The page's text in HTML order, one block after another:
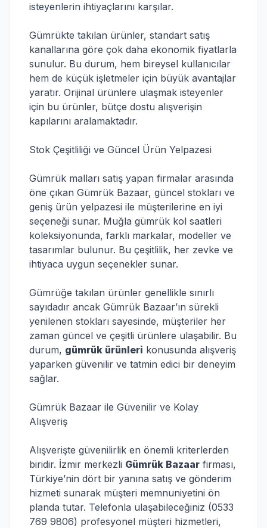
isteyenlerin ihtiyaçlarını karşılar.
Gümrükte takılan ürünler, standart satış
kanallarına göre çok daha ekonomik fiyatlarla
sunulur. Bu durum, hem bireysel kullanıcılar
hem de küçük işletmeler için büyük avantajlar
yaratır. Orijinal ürünlere ulaşmak isteyenler
için bu ürünler, bütçe dostu alışverişin
kapılarını aralamaktadır.
Stok Çeşitliliği ve Güncel Ürün Yelpazesi
Gümrük malları satış yapan firmalar arasında
öne çıkan Gümrük Bazaar, güncel stokları ve
geniş ürün yelpazesi ile müşterilerine en iyi
seçeneği sunar. Muğla gümrük kol saatleri
koleksiyonunda, farklı markalar, modeller ve
tasarımlar bulunur. Bu çeşitlilik, her zevke ve
ihtiyaca uygun seçenekler sunar.
Gümrüğe takılan ürünler genellikle sınırlı
sayıdadır ancak Gümrük Bazaar’ın sürekli
yenilenen stokları sayesinde, müşteriler her
zaman güncel ve çeşitli ürünlere ulaşabilir. Bu
durum, gümrük ürünleri konusunda alışveriş
yaparken güvenilir ve tatmin edici bir deneyim
sağlar.
Gümrük Bazaar ile Güvenilir ve Kolay
Alışveriş
Alışverişte güvenilirlik en önemli kriterlerden
biridir. İzmir merkezli Gümrük Bazaar firması,
Türkiye’nin dört bir yanına satış ve gönderim
hizmeti sunarak müşteri memnuniyetini ön
planda tutar. Telefonla ulaşabileceğiniz (0533
769 9806) profesyonel müşteri hizmetleri,